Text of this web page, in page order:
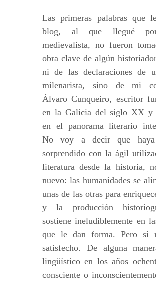
Las primeras palabras que
blog, al que llegué
medievalista, no fueron
obra clave de algún
ni de las declaraciones de
milenarista, sino de mi
Álvaro Cunqueiro, escritor
en la Galicia del siglo XX y
en el panorama literario
No voy a decir que haya
sorprendido con la ágil
literatura desde la historia,
nuevo: las humanidades se
unas de las otras para
y la producción
sostiene ineludiblemente en
que le dan forma. Pero sí
satisfecho. De alguna
lingüístico en los años
consciente o